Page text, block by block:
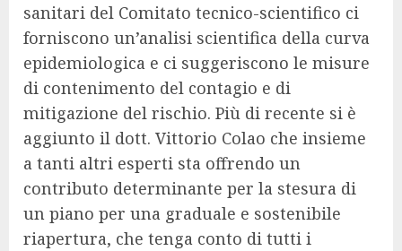
sanitari del Comitato tecnico-scientifico ci
forniscono un’analisi scientifica della curva
epidemiologica e ci suggeriscono le misure
di contenimento del contagio e di
mitigazione del rischio. Più di recente si è
aggiunto il dott. Vittorio Colao che insieme
a tanti altri esperti sta offrendo un
contributo determinante per la stesura di
un piano per una graduale e sostenibile
riapertura, che tenga conto di tutti i